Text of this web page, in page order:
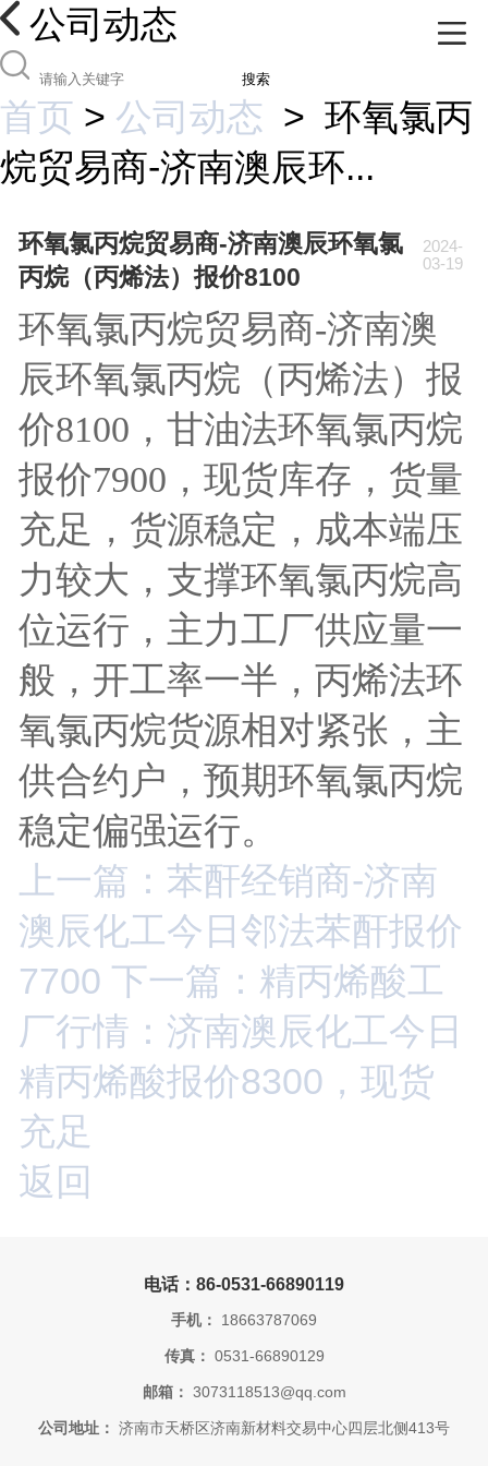
公司动态
搜索
首页 > 公司动态 > 环氧氯丙
烷贸易商-济南澳辰环...
环氧氯丙烷贸易商-济南澳辰环氧氯
丙烷（丙烯法）报价8100
2024-
03-19
环氧氯丙烷贸易商-济南澳
辰环氧氯丙烷（丙烯法）报
价8100，甘油法环氧氯丙烷
报价7900，现货库存，货量
充足，货源稳定，成本端压
力较大，支撑环氧氯丙烷高
位运行，主力工厂供应量一
般，开工率一半，丙烯法环
氧氯丙烷货源相对紧张，主
供合约户，预期环氧氯丙烷
稳定偏强运行。
上一篇：苯酐经销商-济南
澳辰化工今日邻法苯酐报价
7700 下一篇：精丙烯酸工
厂行情：济南澳辰化工今日
精丙烯酸报价8300，现货
充足
返回
电话：86-0531-66890119
手机： 18663787069
传真： 0531-66890129
邮箱： 3073118513@qq.com
公司地址： 济南市天桥区济南新材料交易中心四层北侧413号